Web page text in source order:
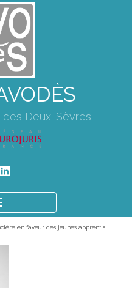
Deux-Sèvres
en faveur des jeunes apprentis